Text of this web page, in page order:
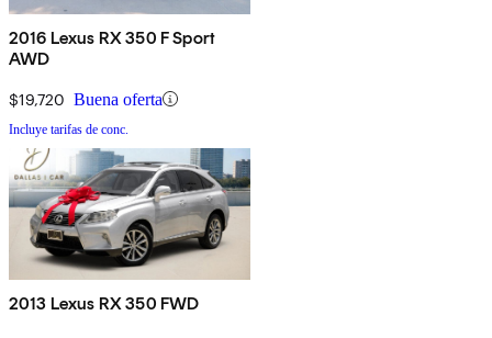
2016 Lexus RX 350 F Sport
AWD
$19,720 Buena oferta
Incluye tarifas de conc.
2013 Lexus RX 350 FWD